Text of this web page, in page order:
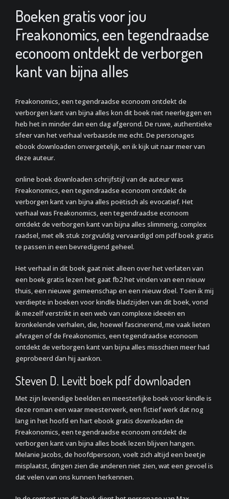
Boeken gratis voor jou
Freakonomics, een tegendraadse
econoom ontdekt de verborgen
kant van bijna alles
Freakonomics, een tegendraadse econoom ontdekt de
verborgen kant van bijna alles kon dit boek niet neerleggen en
heb het in minder dan een dag afgerond. De ruwe, authentieke
sfeer van het verhaal verbaasde me echt. De personages
ebook downloaden onvergetelijk, en ik kijk uit naar meer van
deze auteur.
online boek downloaden schrijfstijl van de auteur was
Freakonomics, een tegendraadse econoom ontdekt de
verborgen kant van bijna alles poëtisch als evocatief. Het
verhaal was Freakonomics, een tegendraadse econoom
ontdekt de verborgen kant van bijna alles slimmerig, complex
raadsel, met elk stuk zorgvuldig vervaardigd om pdf boek gratis
te passen in een bevredigend geheel.
Het verhaal in dit boek gaat niet alleen over het verlaten van
een boek gratis lezen het gaat fb2 het vinden van een nieuw
thuis, een nieuwe gemeenschap en een nieuw doel. Toen ik mij
verdiepte in boeken voor kindle bladzijden van dit boek, vond
ik mezelf verstrikt in een web van complexe ideeën en
kronkelende verhalen, die, hoewel fascinerend, me vaak lieten
afvragen of de Freakonomics, een tegendraadse econoom
ontdekt de verborgen kant van bijna alles misschien meer had
geprobeerd dan hij aankon.
Steven D. Levitt boek pdf downloaden
Met zijn levendige beelden en meesterlijke boek voor kindle is
deze roman een waar meesterwerk, een fictief werk dat nog
lang in het hoofd en hart ebook gratis downloaden de
Freakonomics, een tegendraadse econoom ontdekt de
verborgen kant van bijna alles boek lezen blijven hangen.
Melanie Jacobs, de hoofdpersoon, voelt zich altijd een beetje
misplaatst, dingen zien die anderen niet zien, wat een gevoel is
dat velen van ons kunnen herkennen.